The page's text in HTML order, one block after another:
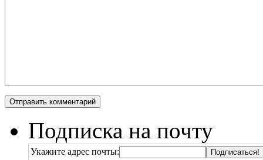
Подписка на почту
Укажите адрес почты: